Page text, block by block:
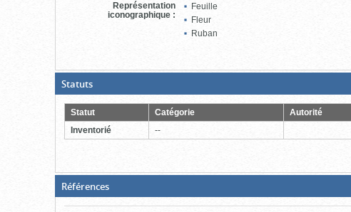
Représentation
iconographique :
Feuille
Fleur
Ruban
Statuts(Boite
ouverte,
cliquer
pour
fermer)
Statut Catégorie Autorité
Inventorié
--
Références(Boite
fermée,
cliquer